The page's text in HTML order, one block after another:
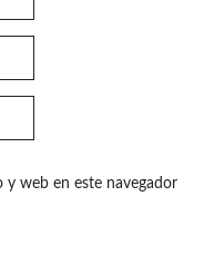
web en este navegador